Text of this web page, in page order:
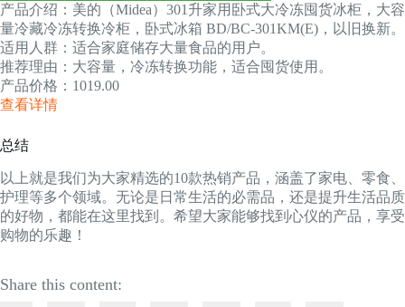
产品介绍：美的（Midea）301升家用卧式大冷冻囤货冰柜，大容
量冷藏冷冻转换冷柜，卧式冰箱 BD/BC-301KM(E)，以旧换新。
适用人群：适合家庭储存大量食品的用户。
推荐理由：大容量，冷冻转换功能，适合囤货使用。
产品价格：1019.00
查看详情
总结
以上就是我们为大家精选的10款热销产品，涵盖了家电、零食、
护理等多个领域。无论是日常生活的必需品，还是提升生活品质
的好物，都能在这里找到。希望大家能够找到心仪的产品，享受
购物的乐趣！
Share this content: